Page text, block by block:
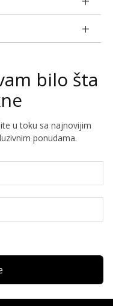
bilo šta
u toku sa najnovijim
ponudama.